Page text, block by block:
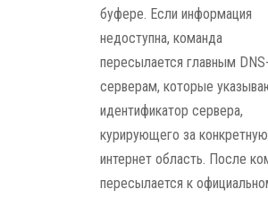
буфере. Если информация
недоступна, команда
пересылается главным DNS-
серверам, которые
идентификатор сервера,
курирующего за конкретную
интернет область. После
пересылается к